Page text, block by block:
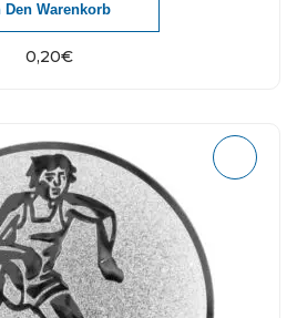
0,20€
Den Warenkorb